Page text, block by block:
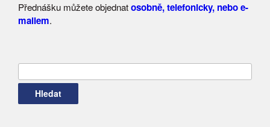
Přednášku můžete objednatosobně, telefonicky, nebo e-
mailem.